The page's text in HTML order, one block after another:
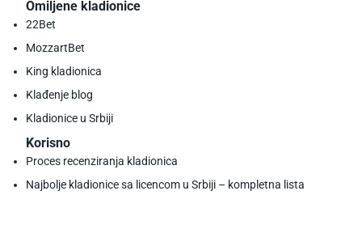
Omiljene kladionice
22Bet
MozzartBet
King kladionica
Klađenje blog
Kladionice u Srbiji
Korisno
Proces recenziranja kladionica
Najbolje kladionice sa licencom u Srbiji – kompletna lista